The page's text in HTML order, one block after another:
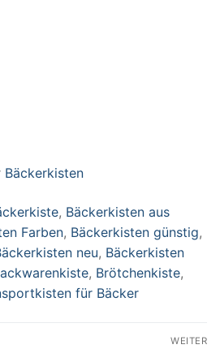
Bäckerkisten
, Bäckerkisten aus
Farben, Bäckerkisten günstig,
neu, Bäckerkisten
, Brötchenkiste,
für Bäcker
WEITER